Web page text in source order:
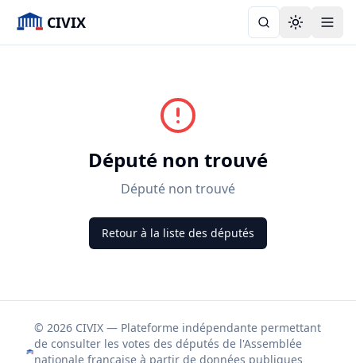
CIVIX Toggle
Député non trouvé
Député non trouvé
Retour à la liste des députés
© 2026 CIVIX — Plateforme indépendante permettant
de consulter les votes des députés de l'Assemblée
nationale française à partir de données publiques